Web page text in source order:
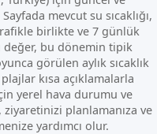
mevcut su sıcaklığı,
birlikte ve 7 günlük
değer, bu dönemin tipik
görülen aylık sıcaklık
kısa açıklamalarla
yerel hava durumu ve
planlamanıza ve
yardımcı olur.